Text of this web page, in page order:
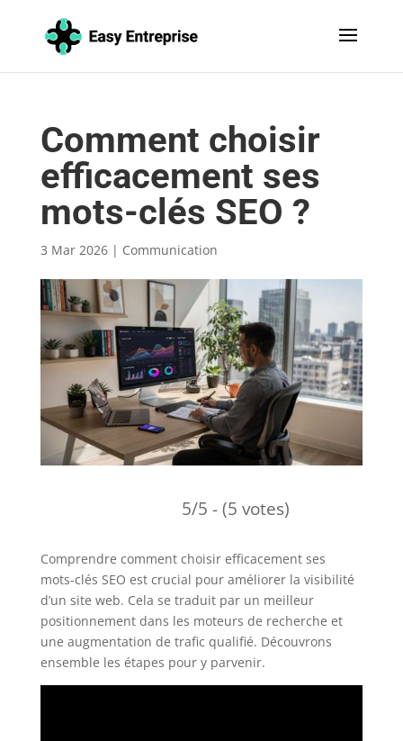
Comment choisir
efficacement ses
mots-clés SEO ?
3 Mar 2026| Communication
5/5 - (5 votes)
Comprendre comment choisir efficacement ses
mots-clés SEO est crucial pour améliorer la visibilité
d’un site web. Cela se traduit par un meilleur
positionnement dans les moteurs de recherche et
une augmentation de trafic qualifié. Découvrons
ensemble les étapes pour y parvenir.